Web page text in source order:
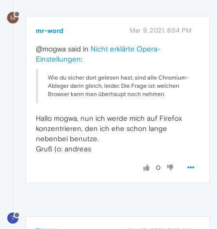
M
mr-word Mar 9, 2021, 6:54 PM
@mogwa said in Nicht erklärte Opera-
Einstellungen:
Wie du sicher dort gelesen hast, sind alle Chromium-
Ableger darin gleich, leider. Die Frage ist: welchen
Browser kann man überhaupt noch nehmen.
Hallo mogwa, nun ich werde mich auf Firefox
konzentrieren, den ich ehe schon lange
nebenbei benutze.
Gruß (o: andreas
0
7